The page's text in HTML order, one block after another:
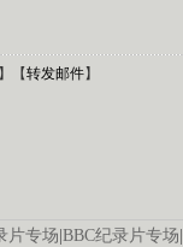
【转发邮件】
片专场 BBC纪录片专场